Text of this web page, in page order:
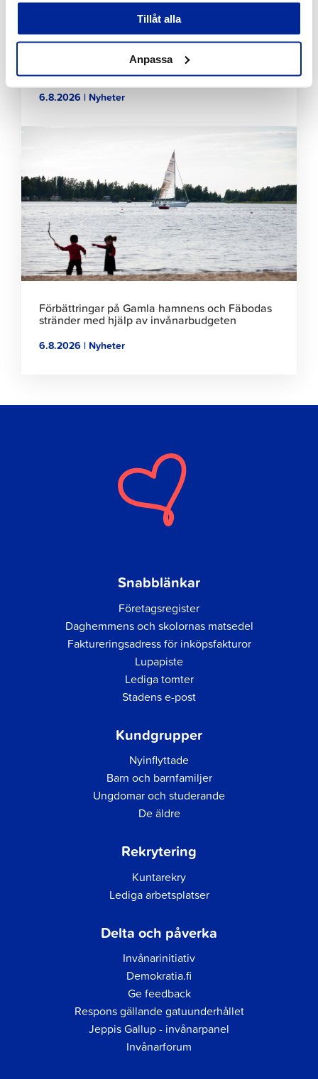
Tillåt alla
Anpassa
Tillfälliga trafikarrangemang vid Sikören samt i
korsningen mellan Stationsvägen och
Jakobsgatan
6.8.2026 | Nyheter
läsa
artikeln
Förbättringar på Gamla hamnens och Fäbodas
stränder med hjälp av invånarbudgeten
6.8.2026 | Nyheter
Snabblänkar
Företagsregister
Daghemmens och skolornas matsedel
Faktureringsadress för inköpsfakturor
Lupapiste
Lediga tomter
Stadens e-post
Kundgrupper
Nyinflyttade
Barn och barnfamiljer
Ungdomar och studerande
De äldre
Rekrytering
Kuntarekry
Lediga arbetsplatser
Delta och påverka
Invånarinitiativ
Demokratia.fi
Ge feedback
Respons gällande gatuunderhållet
Jeppis Gallup - invånarpanel
Invånarforum